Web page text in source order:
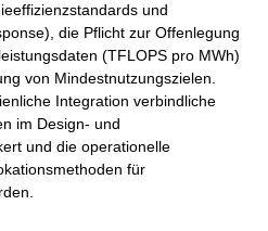
und
die Pflicht zur Offenlegung
(TFLOPS pro MWh)
von Mindestnutzungszielen.
Integration verbindliche
im Design- und
und die operationelle
für